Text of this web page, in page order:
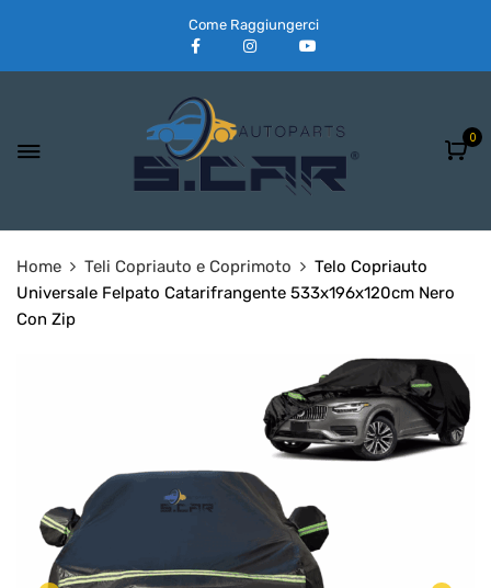
Come Raggiungerci
0
Home Teli Copriauto e Coprimoto
Telo Copriauto
Universale Felpato Catarifrangente 533x196x120cm Nero
Con Zip